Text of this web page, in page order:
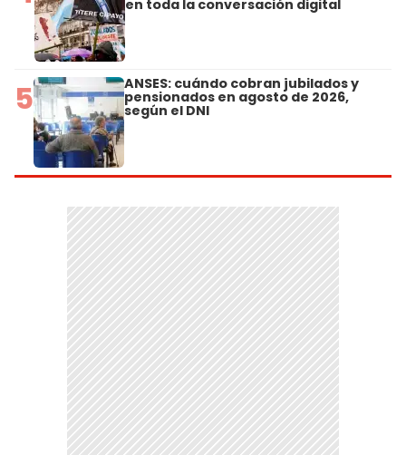
en toda la conversación digital
5 ANSES: cuándo cobran jubilados y
pensionados en agosto de 2026,
según el DNI